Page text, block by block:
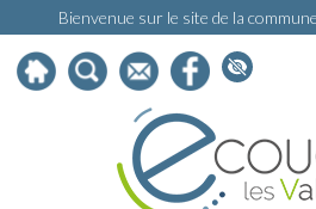
Bienvenue sur le site de la